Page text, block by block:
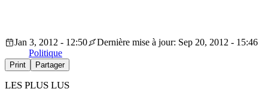
Jan 3, 2012 - 12:50
Dernière mise à jour: Sep 20, 2012 - 15:46
Politique
Print Partager
LES PLUS LUS